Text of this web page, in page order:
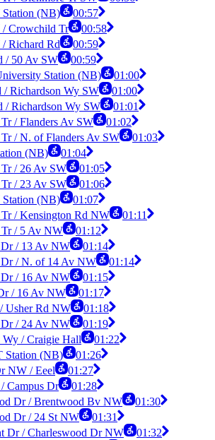
Station (NB)
00:57
Crowchild Tr
00:58
Richard Rd
00:59
/ 50 Av SW
00:59
Station (NB)
01:00
Richardson Wy SW
01:00
/ Richardson Wy SW
01:01
/ Flanders Av SW
01:02
/ N. of Flanders Av SW
01:03
(NB)
01:04
/ 26 Av SW
01:05
/ 23 Av SW
01:06
Station (NB)
01:07
/ Kensington Rd NW
01:11
/ 5 Av NW
01:12
/ 13 Av NW
01:14
/ N. of 14 Av NW
01:14
/ 16 Av NW
01:15
/ 16 Av NW
01:17
Usher Rd NW
01:18
/ 24 Av NW
01:19
/ Craigie Hall
01:22
Station (NB)
01:26
NW / Eeel
01:27
Campus Dr
01:28
Dr / Brentwood Bv NW
01:30
Dr / 24 St NW
01:31
Dr / Charleswood Dr NW
01:32